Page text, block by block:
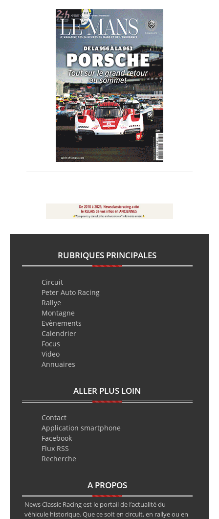
RUBRIQUES PRINCIPALES
Circuit
Peter Auto Racing
Rallye
Montagne
Evènements
Calendrier
Focus
Video
Annuaires
ALLER PLUS LOIN
Contact
Application smartphone
Facebook
Flux RSS
Recherche
A PROPOS
News Classic Racing est le portail de l’actualité du
véhicule historique. Que ce soit en circuit, en rallye ou en